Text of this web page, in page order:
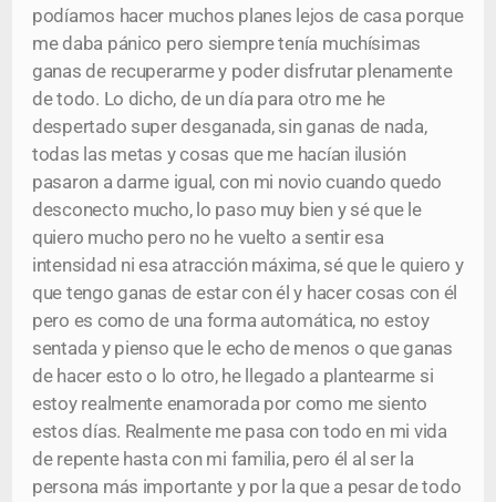
podíamos hacer muchos planes lejos de casa porque
me daba pánico pero siempre tenía muchísimas
ganas de recuperarme y poder disfrutar plenamente
de todo. Lo dicho, de un día para otro me he
despertado super desganada, sin ganas de nada,
todas las metas y cosas que me hacían ilusión
pasaron a darme igual, con mi novio cuando quedo
desconecto mucho, lo paso muy bien y sé que le
quiero mucho pero no he vuelto a sentir esa
intensidad ni esa atracción máxima, sé que le quiero y
que tengo ganas de estar con él y hacer cosas con él
pero es como de una forma automática, no estoy
sentada y pienso que le echo de menos o que ganas
de hacer esto o lo otro, he llegado a plantearme si
estoy realmente enamorada por como me siento
estos días. Realmente me pasa con todo en mi vida
de repente hasta con mi familia, pero él al ser la
persona más importante y por la que a pesar de todo